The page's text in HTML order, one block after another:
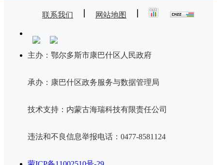
联系我们 网站地图
主办：鄂尔多斯市康巴什区人民政府
承办：康巴什区政务服务与数据管理局
技术支持：内蒙古海瑞科技有限责任公司
违法和不良信息举报电话：0477-8581124